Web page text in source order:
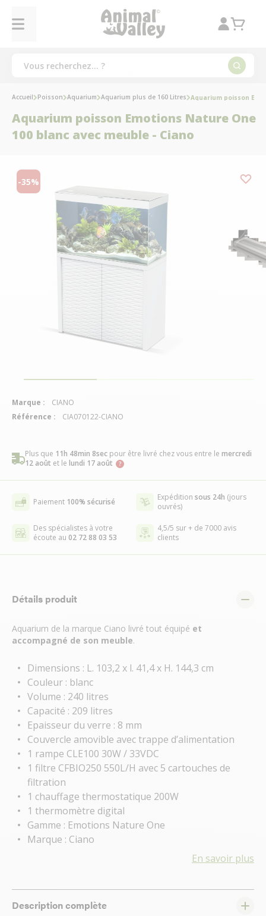
Plus que 11h 48min 7sec pour être livré chez vous entre le mercredi
12 août et le lundi 17 août
Paiement 100% sécurisé Expédition sous 24h (jours
ouvrés)
Des spécialistes à votre
écoute au 02 72 88 03 53
4,5/5 sur + de 7000 avis
clients
Détails produit
Aquarium de la marque Ciano livré tout équipé et
accompagné de son meuble.
Dimensions : L. 103,2 x l. 41,4 x H. 144,3 cm
Couleur : blanc
Volume : 240 litres
Capacité : 209 litres
Epaisseur du verre : 8 mm
Couvercle amovible avec trappe d’alimentation
1 rampe CLE100 30W / 33VDC
1 filtre CFBIO250 550L/H avec 5 cartouches de
filtration
1 chauffage thermostatique 200W
1 thermomètre digital
Gamme : Emotions Nature One
Marque : Ciano
En savoir plus
Description complète
Accueil Poisson Aquarium Aquarium plus de 160 Litres Aquarium poisson
Aquarium poisson Emotions Nature One
100 blanc avec meuble - Ciano
-35%
Marque :
CIANO
Référence :
CIA070122-CIANO